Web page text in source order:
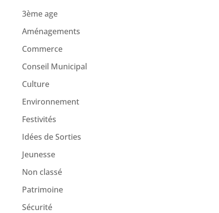
3ème age
Aménagements
Commerce
Conseil Municipal
Culture
Environnement
Festivités
Idées de Sorties
Jeunesse
Non classé
Patrimoine
Sécurité